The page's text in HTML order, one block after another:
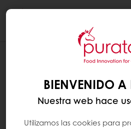
¿CONTIENE EL
"Sí, el chocolate contiene
mucho menos que el
de chocolate contienen
cafeína que una taza de
BIENVENIDO A
Nuestra web hace
Utilizamos las cookies para